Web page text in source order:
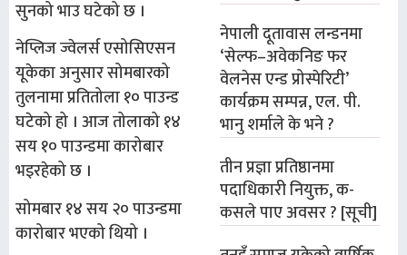
सुनको भाउ घटेको छ ।
नेप्लिज ज्वेलर्स एसोसिएसन
यूकेका अनुसार सोमबारको
तुलनामा प्रतितोला १० पाउन्ड
घटेको हो । आज तोलाको १४
सय १० पाउन्डमा कारोबार
भइरहेको छ ।
सोमबार १४ सय २० पाउन्डमा
कारोबार भएको थियो ।
नेपाली दूतावास लन्डनमा
‘सेल्फ–अवेकनिङ फर
वेलनेस एन्ड प्रोस्पेरिटी’
कार्यक्रम सम्पन्न, एल. पी.
भानु शर्माले के भने ?
तीन प्रज्ञा प्रतिष्ठानमा
पदाधिकारी नियुक्त, क-
कसले पाए अवसर ? [सूची]